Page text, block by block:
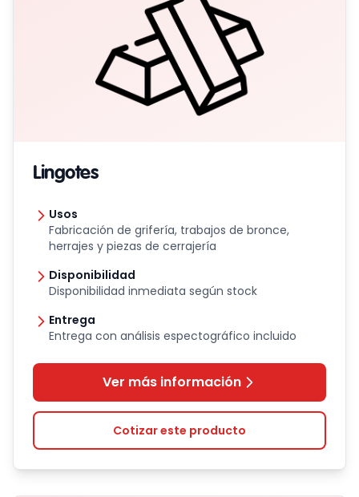
Lingotes
Usos
Fabricación de grifería, trabajos de bronce,
herrajes y piezas de cerrajería
Disponibilidad
Disponibilidad inmediata según stock
Entrega
Entrega con análisis espectográfico incluido
Ver más información
Cotizar este producto